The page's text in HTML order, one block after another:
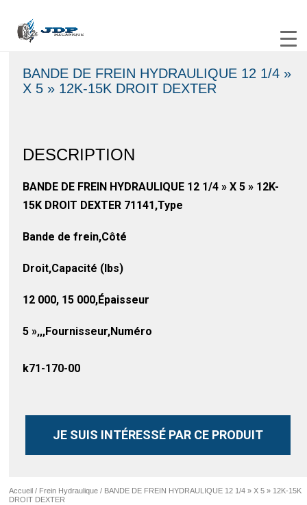
Accueil / Frein Hydraulique / BANDE DE FREIN HYDRAULIQUE 12 1/4 » X 5 » 12K-15K
DROIT DEXTER
BANDE DE FREIN HYDRAULIQUE 12 1/4 »
X 5 » 12K-15K DROIT DEXTER
DESCRIPTION
BANDE DE FREIN HYDRAULIQUE 12 1/4 » X 5 » 12K-
15K DROIT DEXTER 71141,Type
Bande de frein,Côté
Droit,Capacité (lbs)
12 000, 15 000,Épaisseur
5 »,,,Fournisseur,Numéro
k71-170-00
JE SUIS INTÉRESSÉ PAR CE PRODUIT